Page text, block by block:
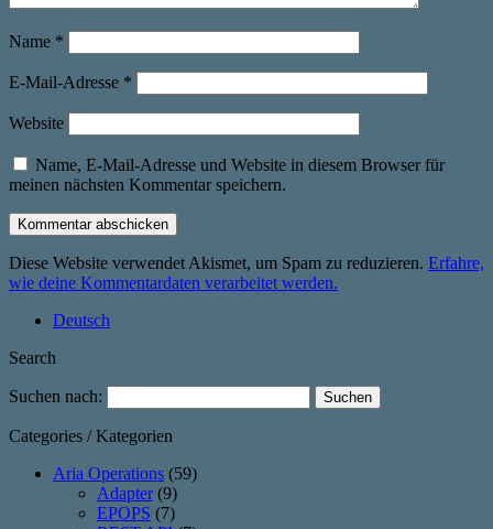
Name *
E-Mail-Adresse *
Website
Name, E-Mail-Adresse und Website in diesem Browser für
meinen nächsten Kommentar speichern.
Diese Website verwendet Akismet, um Spam zu reduzieren. Erfahre,
wie deine Kommentardaten verarbeitet werden.
Deutsch
Search
Suchen nach:
Categories / Kategorien
Aria Operations (59)
Adapter (9)
EPOPS (7)